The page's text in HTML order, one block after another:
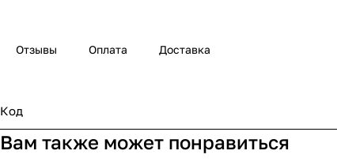
Отзывы Оплата Доставка
Код
Вам также может понравиться